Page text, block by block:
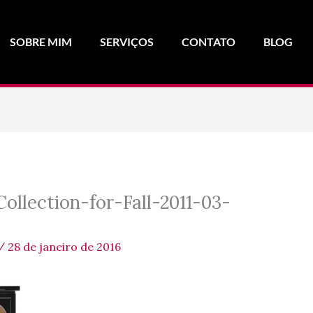
SOBRE MIM SERVIÇOS CONTATO BLOG
for-Fall-2011-03-
/ 28 de janeiro de 2016